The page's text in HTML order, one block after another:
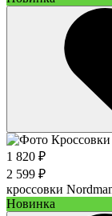
1 820 ₽
2 599 ₽
кроссовки
Новинка